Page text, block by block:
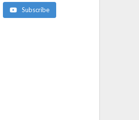
Subscribe